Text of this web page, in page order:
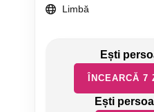
Limbă
ÎNCEARCĂ